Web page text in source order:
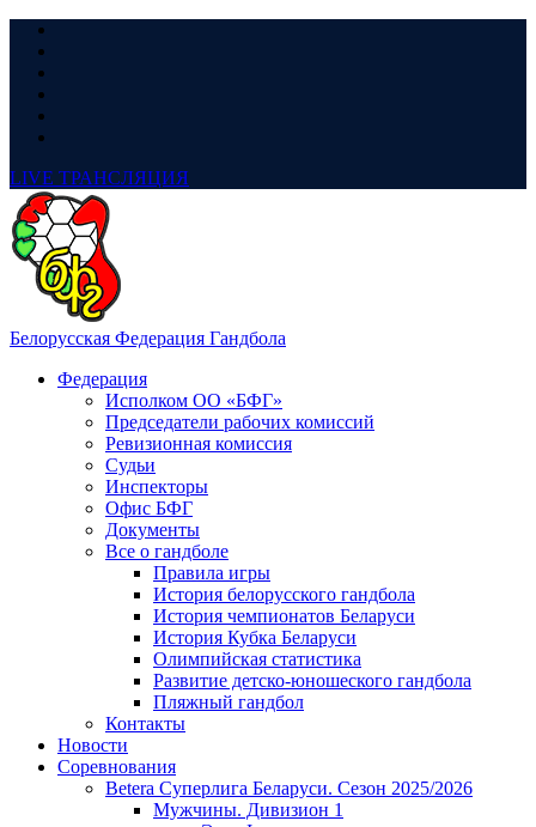
LIVE ТРАНСЛЯЦИЯ
Белорусская Федерация Гандбола
Федерация
Исполком ОО «БФГ»
Председатели рабочих комиссий
Ревизионная комиссия
Судьи
Инспекторы
Офис БФГ
Документы
Все о гандболе
Правила игры
История белорусского гандбола
История чемпионатов Беларуси
История Кубка Беларуси
Олимпийская статистика
Развитие детско-юношеского гандбола
Пляжный гандбол
Контакты
Новости
Соревнования
Betera Суперлига Беларуси. Сезон 2025/2026
Мужчины. Дивизион 1